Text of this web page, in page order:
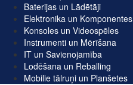
Baterijas un Lādētāji
Elektronika un Komponentes
Konsoles un Videospēles
Instrumenti un Mērīšana
IT un Savienojamība
Lodēšana un Reballing
Mobilie tālruņi un Planšetes